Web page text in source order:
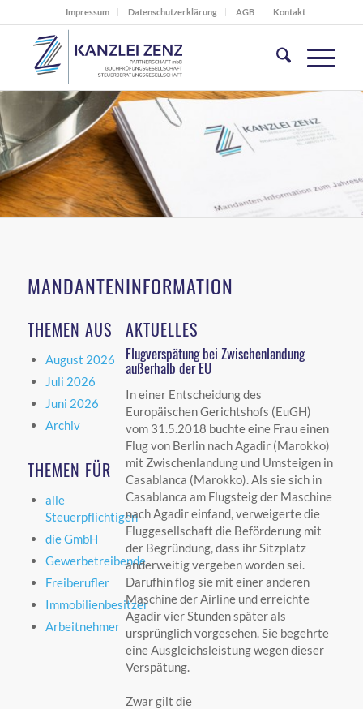
Impressum Datenschutzerklärung AGB Kontakt
MANDANTENINFORMATION
THEMEN AUS
August 2026
Juli 2026
Juni 2026
Archiv
THEMEN FÜR
alle
Steuerpflichtigen
die GmbH
Gewerbetreibende
Freiberufler
Immobilienbesitzer
Arbeitnehmer
AKTUELLES
Flugverspätung bei Zwischenlandung
außerhalb der EU
In einer Entscheidung des
Europäischen Gerichtshofs (EuGH)
vom 31.5.2018 buchte eine Frau einen
Flug von Berlin nach Agadir (Marokko)
mit Zwischenlandung und Umsteigen in
Casablanca (Marokko). Als sie sich in
Casablanca am Flugsteig der Maschine
nach Agadir einfand, verweigerte die
Fluggesellschaft die Beförderung mit
der Begründung, dass ihr Sitzplatz
anderweitig vergeben worden sei.
Darufhin flog sie mit einer anderen
Maschine der Airline und erreichte
Agadir vier Stunden später als
ursprünglich vorgesehen. Sie begehrte
eine Ausgleichsleistung wegen dieser
Verspätung.
Zwar gilt die